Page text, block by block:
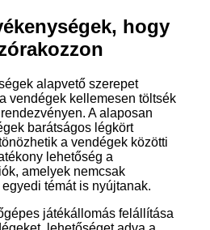
hogy
alapvető szerepet
vendégek kellemesen töltsék
A alaposan
barátságos légkört
a vendégek közötti
lehetőség a
amelyek nemcsak
témát is nyújtanak.
játékállomás felállítása